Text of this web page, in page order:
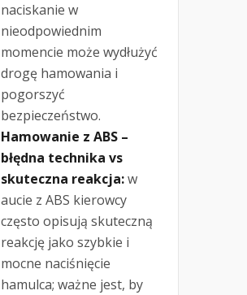
naciskanie w
nieodpowiednim
momencie może wydłużyć
drogę hamowania i
pogorszyć
bezpieczeństwo.
Hamowanie z ABS –
błędna technika vs
skuteczna reakcja:w
aucie z ABS kierowcy
często opisują skuteczną
reakcję jako szybkie i
mocne naciśnięcie
hamulca; ważne jest, by